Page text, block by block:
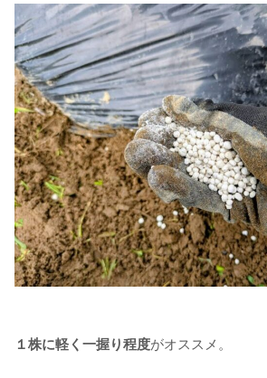
１株に軽く一握り程度がオススメ。